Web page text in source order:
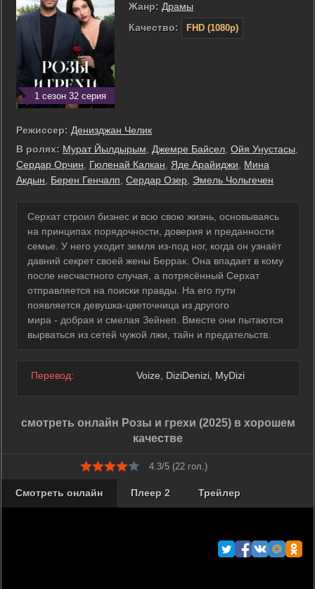
1 сезон 32 серия
Жанр: Драмы
Качество:
FHD (1080p)
Режиссер: Денизджан Челик
В ролях: Мурат Йылдырым Джемре Байсел Ойя Унустасы
Сердар Орчин
Гюленай Калкан Яде Арайиджи
Мина
Акдын
Берен Генчалп Сердар Озер Эмель Чольгечен
Серхат строил бизнес и всю свою жизнь, основываясь
на принципах порядочности, доверия и преданности
семье. У него уходит земля из-под ног, когда он узнаёт
давний секрет своей жены Беррак. Она впадает в кому
после несчастного случая, а потрясённый Серхат
отправляется на поиски правды. На его пути
появляется девушка-цветочница из другого
мира - добрая и смелая Зейнеп. Вместе они пытаются
вырваться из сетей чужой лжи, тайн и предательств.
Перевод: Voize, DiziDenizi, MyDizi
смотреть онлайн Розы и грехи (2025) в хорошем
качестве
4.3/5 (22 гол.)
Смотреть онлайн Плеер 2 Трейлер